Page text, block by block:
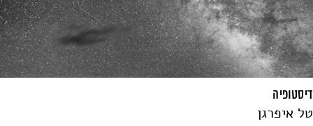
דיסטופיה
טל איפרגן